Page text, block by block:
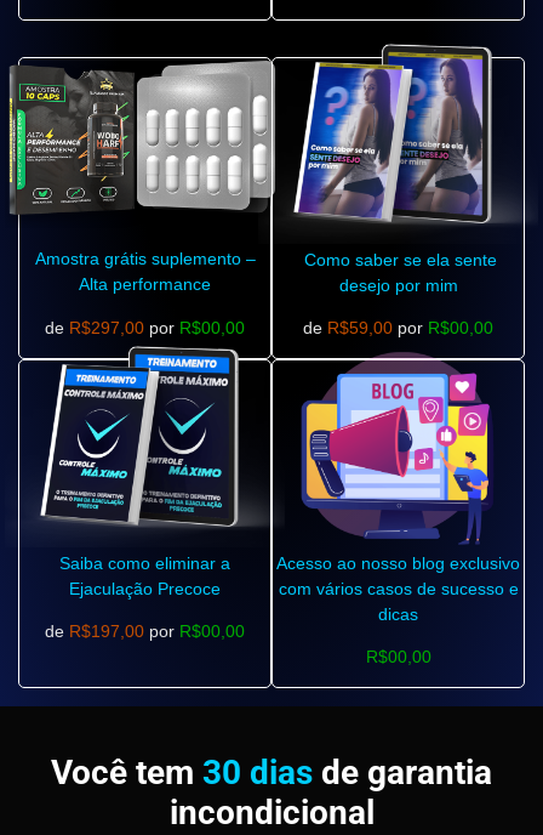
Amostra grátis suplemento –
Alta performance
de R$297,00 por R$00,00
Como saber se ela sente
desejo por mim
de R$59,00 por R$00,00
Saiba como eliminar a
Ejaculação Precoce
de R$197,00 por R$00,00
Acesso ao nosso blog exclusivo
com vários casos de sucesso e
dicas
R$00,00
Você tem 30 dias de garantia
incondicional